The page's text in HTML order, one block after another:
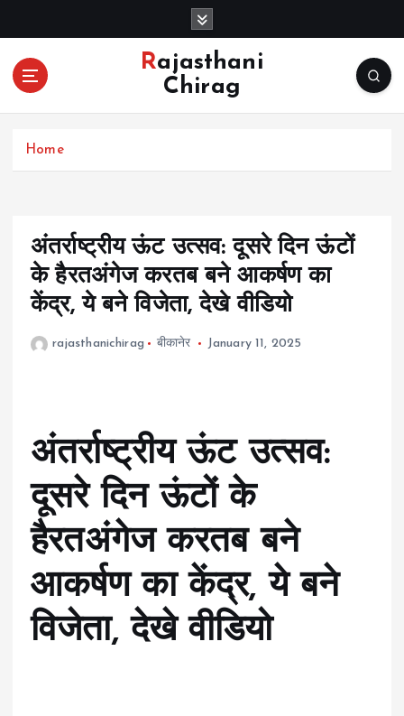
o
Rajasthani
Chirag
Home
अंतर्राष्ट्रीय ऊंट उत्सव: दूसरे दिन ऊंटों
के हैरतअंगेज करतब बने आकर्षण का
केंद्र, ये बने विजेता, देखे वीडियो
rajasthanichirag बीकानेर January 11, 2025
अंतर्राष्ट्रीय ऊंट उत्सव:
दूसरे दिन ऊंटों के
हैरतअंगेज करतब बने
आकर्षण का केंद्र, ये बने
विजेता, देखे वीडियो